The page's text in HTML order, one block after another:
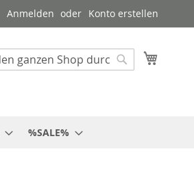
Anmelden Konto erstellen
%SALE%